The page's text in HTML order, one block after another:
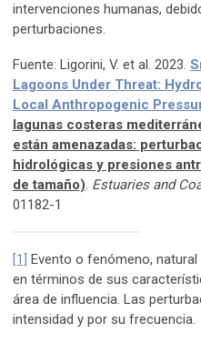
intervenciones humanas,
perturbaciones.
Fuente: Ligorini, V. et al. 2023.
Lagoons Under Threat:
Local Anthropogenic
lagunas costeras
están amenazadas:
hidrológicas y presiones
de tamaño). Estuaries and
01182-1
[1]
Evento o fenómeno,
en términos de sus
área de influencia. Las
intensidad y por su frecuencia.